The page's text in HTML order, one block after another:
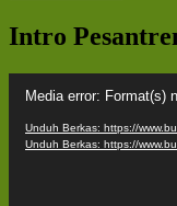
Intro
Video
Media error: Format(s)
Unduh Berkas: https://
Unduh Berkas: https://